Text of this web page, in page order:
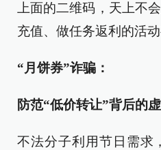
上面的二维码，天上不
充值、做任务返利的活
“月饼券”诈骗：
防范“低价转让”背后的
不法分子利用节日需求